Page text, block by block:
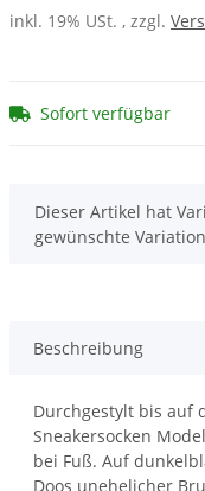
inkl. 19% USt. , zzgl.
Sofort verfügbar
x
Dieser Artikel hat
gewünschte
Beschreibung
Durchgestylt bis auf
Sneakersocken
bei Fuß. Auf
Doos unehelicher